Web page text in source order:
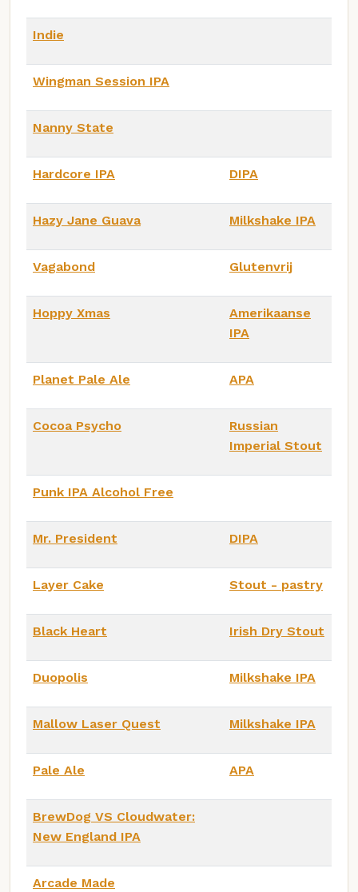
Indie
Wingman Session IPA
Nanny State
Hardcore IPA DIPA
Hazy Jane Guava Milkshake IPA
Vagabond Glutenvrij
Hoppy Xmas
Amerikaanse
IPA
Planet Pale Ale APA
Cocoa Psycho
Russian
Imperial Stout
Punk IPA Alcohol Free
Mr. President DIPA
Layer Cake Stout - pastry
Black Heart Irish Dry Stout
Duopolis Milkshake IPA
Mallow Laser Quest Milkshake IPA
Pale Ale APA
BrewDog VS Cloudwater:
New England IPA
Arcade Made